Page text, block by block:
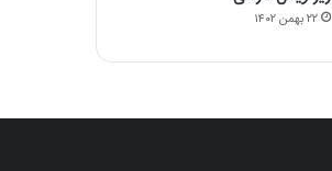
۲۲ بهمن ۱۴۰۲